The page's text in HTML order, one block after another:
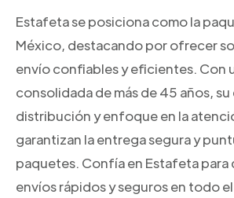
Estafeta se posiciona como la
México, destacando por ofrecer
envío confiables y eficientes. Con
consolidada de más de 45 años,
distribución y enfoque en la
garantizan la entrega segura y
paquetes. Confía en Estafeta
envíos rápidos y seguros en todo